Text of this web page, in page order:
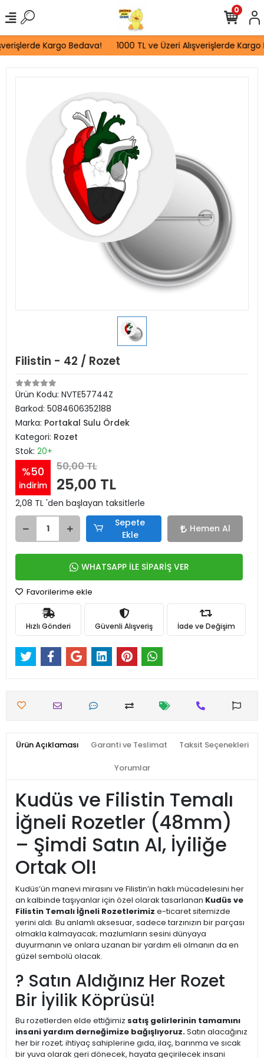
Kargo Bedava! 1000 TL ve Üzeri Alışverişlerde Kargo
0
Filistin - 42 / Rozet
Ürün Kodu: NVTE57744Z
Barkod: 5084606352188
Marka: Portakal Sulu Ördek
Kategori: Rozet
Stok: 20+
%50
indirim
50,00 TL
25,00 TL
2,08 TL 'den başlayan taksitlerle
Sepete
Ekle
Hemen Al
WHATSAPP İLE SİPARİŞ VER
Favorilerime ekle
Hızlı Gönderi Güvenli Alışveriş İade ve Değişim
Ürün Açıklaması Garanti ve Teslimat Taksit Seçenekleri
Yorumlar
Kudüs ve Filistin Temalı
İğneli Rozetler (48mm)
– Şimdi Satın Al, İyiliğe
Ortak Ol!
Kudüs’ün manevi mirasını ve Filistin’in haklı mücadelesini her
an kalbinde taşıyanlar için özel olarak tasarlanan Kudüs ve
Filistin Temalı İğneli Rozetlerimiz e-ticaret sitemizde
yerini aldı. Bu anlamlı aksesuar, sadece tarzınızın bir parçası
olmakla kalmayacak; mazlumların sesini dünyaya
duyurmanın ve onlara uzanan bir yardım eli olmanın da en
güzel sembolü olacak.
? Satın Aldığınız Her Rozet
Bir İyilik Köprüsü!
Bu rozetlerden elde ettiğimiz satış gelirlerinin tamamını
insani yardım derneğimize bağışlıyoruz.Satın alacağınız
her bir rozet; ihtiyaç sahiplerine gıda, ilaç, barınma ve sıcak
bir yuva olarak geri dönecek, hayata geçirilecek insani